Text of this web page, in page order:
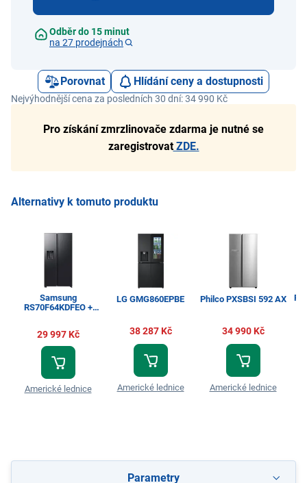
Odběr do 15 minut
na 27 prodejnách
Porovnat Hlídání ceny a dostupnosti
Nejvýhodnější cena za posledních 30 dní: 34 990 Kč
Pro získání zmrzlinovače zdarma je nutné se
zaregistrovatZDE.
Alternativy k tomuto produktu
Samsung
RS70F64KDFEO +
29 997 Kč
Americké lednice
LG GMG860EPBE
38 287 Kč
Americké lednice
Philco PXSBSI 592 AX
34 990 Kč
Americké lednice
Parametry